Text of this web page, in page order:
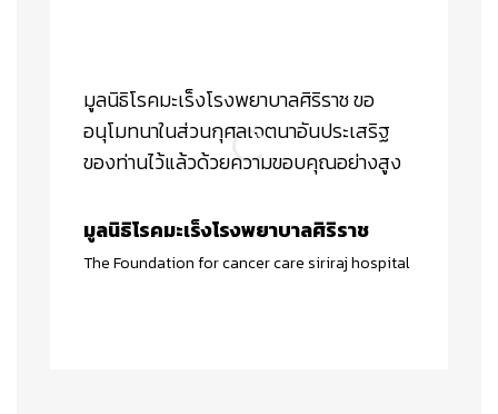
“
มูลนิธิโรคมะเร็งโรงพยาบาลศิริราช ขอ
อนุโมทนาในส่วนกุศลเจตนาอันประเสริฐ
ของท่านไว้แล้วด้วยความขอบคุณอย่างสูง
มูลนิธิโรคมะเร็งโรงพยาบาลศิริราช
The Foundation for cancer care siriraj hospital